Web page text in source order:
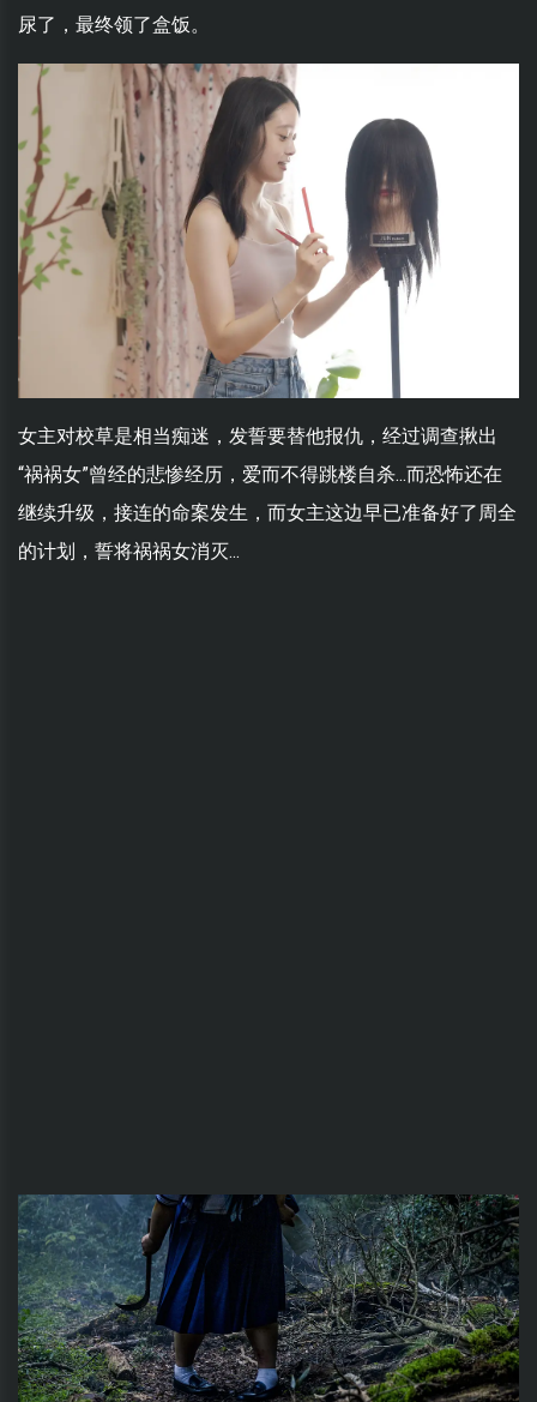
尿了，最终领了盒饭。
女主对校草是相当痴迷，发誓要替他报仇，经过调查揪出
“祸祸女”曾经的悲惨经历，爱而不得跳楼自杀...而恐怖还在
继续升级，接连的命案发生，而女主这边早已准备好了周全
的计划，誓将祸祸女消灭...